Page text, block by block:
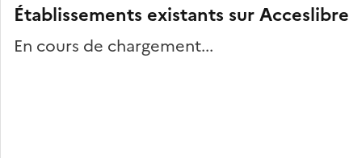
Établissements existants sur Acceslibre
En cours de chargement...